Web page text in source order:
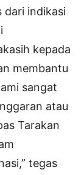
dari indikasi
kepada
membantu
sangat
atau
Tarakan
tegas